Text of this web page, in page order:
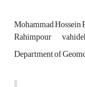
Mohammad Hossein
Rahimpour
Department of